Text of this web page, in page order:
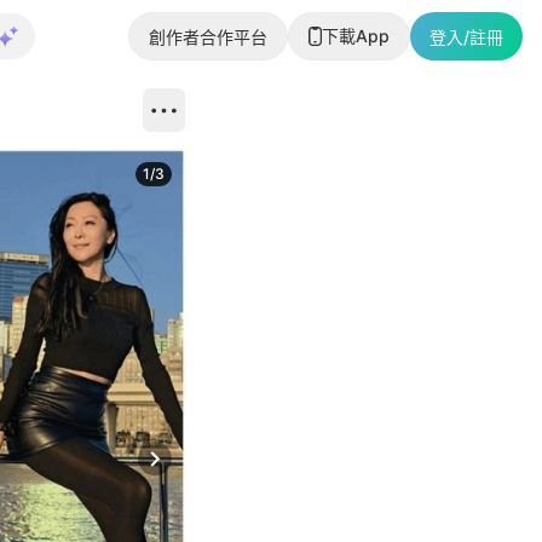
創作者合作平台 下載App 登入/註冊
Next slide
1/3